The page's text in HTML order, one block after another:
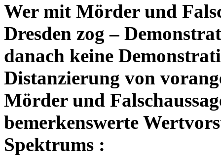
Wer mit Mörder und
Dresden zog –
danach keine
Distanzierung von
Mörder und
bemerkenswerte
Spektrums :